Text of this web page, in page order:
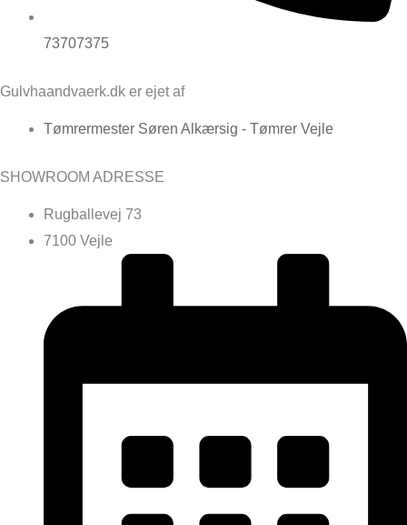
73707375
Gulvhaandvaerk.dk er ejet af
Tømrermester Søren Alkærsig - Tømrer Vejle
SHOWROOM ADRESSE
Rugballevej 73
7100 Vejle